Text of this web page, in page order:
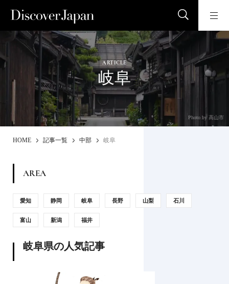
ARTICLE
岐阜
Photo by 高山市
HOME 記事一覧 中部 岐阜
AREA
愛知 静岡 岐阜 長野 山梨 石川
富山 新潟 福井
岐阜県の人気記事